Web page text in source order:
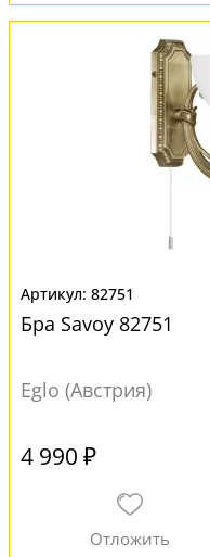
82751
Бра Savoy 82751
Eglo (Австрия)
4 990 ₽